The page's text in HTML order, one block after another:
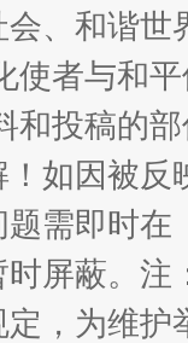
如何以
、和谐
使者与和
和投稿的
如因被
题需即时在
屏蔽。
，为维